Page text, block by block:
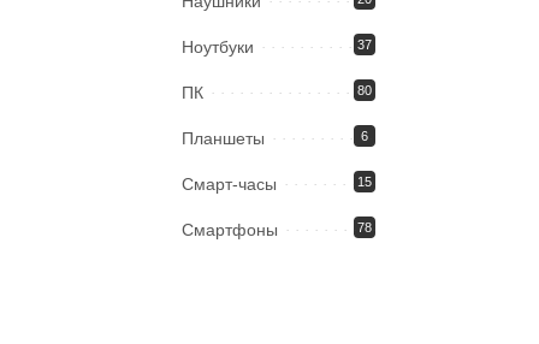
Ноутбуки 37
ПК 80
Планшеты 6
Смарт-часы 15
Смартфоны 78